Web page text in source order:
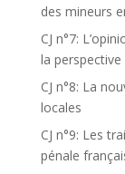
des mineurs
CJ n°7:
la
CJ n°8: La
locales
CJ n°9: Les
pénale